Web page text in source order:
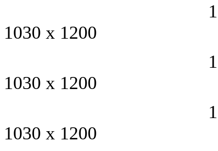
1315
1030 х 1200
1500
1030 х 1200
1800
1030 х 1200